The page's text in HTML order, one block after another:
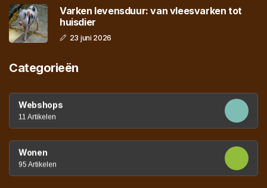
Varken levensduur: van vleesvarken tot
huisdier
23 juni 2026
Categorieën
Webshops
11 Artikelen
Wonen
95 Artikelen